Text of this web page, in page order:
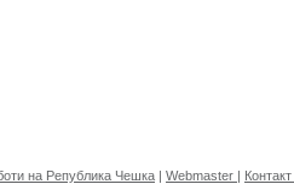
на Република Чешка | Webmaster | Контакт